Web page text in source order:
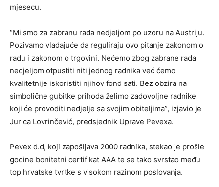
mjesecu.
“Mi smo za zabranu rada nedjeljom po uzoru na Austriju.
Pozivamo vladajuće da reguliraju ovo pitanje zakonom o
radu i zakonom o trgovini. Nećemo zbog zabrane rada
nedjeljom otpustiti niti jednog radnika već ćemo
kvalitetnije iskoristiti njihov fond sati. Bez obzira na
simbolične gubitke prihoda želimo zadovoljne radnike
koji će provoditi nedjelje sa svojim obiteljima”, izjavio je
Jurica Lovrinčević, predsjednik Uprave Pevexa.
Pevex d.d, koji zapošljava 2000 radnika, stekao je prošle
godine bonitetni certifikat AAA te se tako svrstao među
top hrvatske tvrtke s visokom razinom poslovanja.